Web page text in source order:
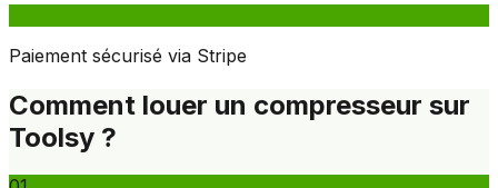
Paiement sécurisé via Stripe
Comment louer un compresseur sur
Toolsy ?